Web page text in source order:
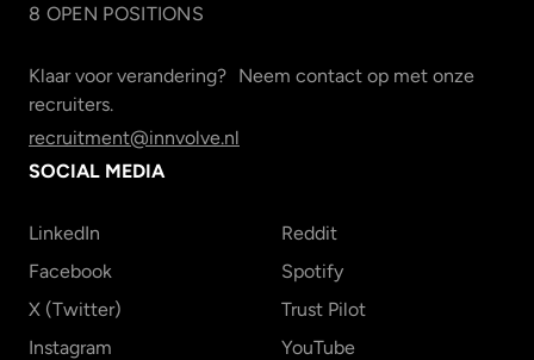
8 OPEN POSITIONS
Klaar voor verandering? Neem contact op met onze
recruiters.
recruitment@innvolve.nl
SOCIAL MEDIA
LinkedIn
Facebook
X (Twitter)
Instagram
Reddit
Spotify
Trust Pilot
YouTube